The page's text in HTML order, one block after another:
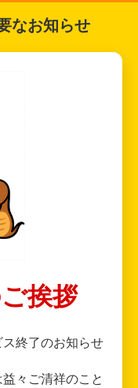
なお知らせ
挨拶
終了のお知らせ
々ご清祥のこと